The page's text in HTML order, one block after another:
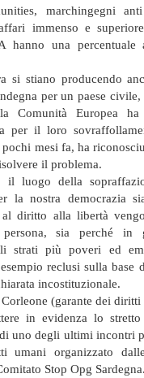
marchingegni
immenso e
hanno una percentuale
si stiano producendo
per un paese civile,
Comunità Europea ha
per il loro
mesi fa, ha
il problema.
il luogo della
la nostra democrazia
al diritto alla libertà
sia perché in
strati più poveri ed
reclusi sulla base
incostituzionale.
(garante dei
in evidenza lo
uno degli ultimi incontri
umani organizzato
Stop Opg Sardegna.